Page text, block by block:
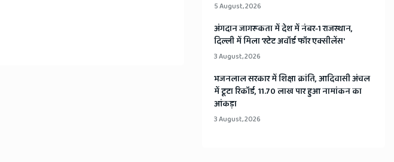
5 August, 2026
अंगदान जागरूकता में देश में नंबर-1 राजस्थान,
दिल्ली में मिला 'स्टेट अवॉर्ड फॉर एक्सीलेंस'
3 August, 2026
भजनलाल सरकार में शिक्षा क्रांति, आदिवासी अंचल
में टूटा रिकॉर्ड, 11.70 लाख पार हुआ नामांकन का
आंकड़ा
3 August, 2026